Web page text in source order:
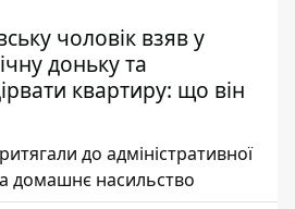
чоловік взяв у
доньку та
квартиру: що він
до адміністративної
домашнє насильство